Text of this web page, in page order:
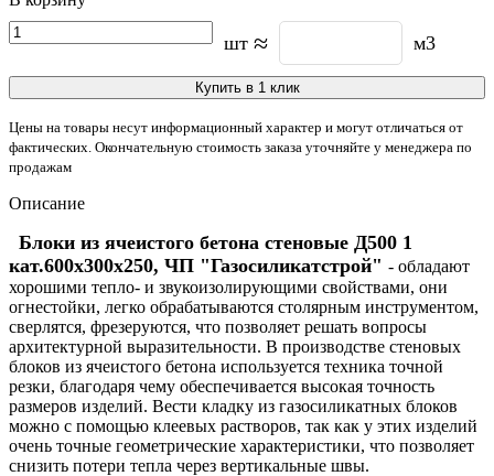
шт ≈ м3
Купить в 1 клик
Цены на товары несут информационный характер и могут отличаться от
фактических. Окончательную стоимость заказа уточняйте у менеджера по
продажам
Описание
Блоки из ячеистого бетона стеновые Д500 1
кат.600х300х250, ЧП "Газосиликатстрой" - обладают
хорошими тепло- и звукоизолирующими свойствами, они
огнестойки, легко обрабатываются столярным инструментом,
сверлятся, фрезеруются, что позволяет решать вопросы
архитектурной выразительности. В производстве стеновых
блоков из ячеистого бетона используется техника точной
резки, благодаря чему обеспечивается высокая точность
размеров изделий. Вести кладку из газосиликатных блоков
можно с помощью клеевых растворов, так как у этих изделий
очень точные геометрические характеристики, что позволяет
снизить потери тепла через вертикальные швы.